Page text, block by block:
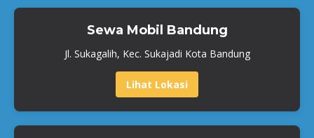
Sewa Mobil Bandung
Jl. Sukagalih, Kec. Sukajadi Kota Bandung
Lihat Lokasi